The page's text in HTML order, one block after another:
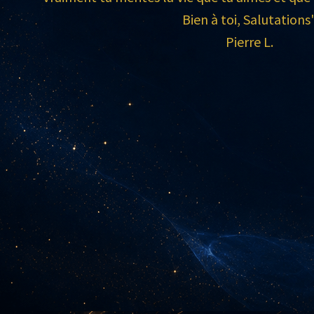
Bien à toi,
Pierre L.